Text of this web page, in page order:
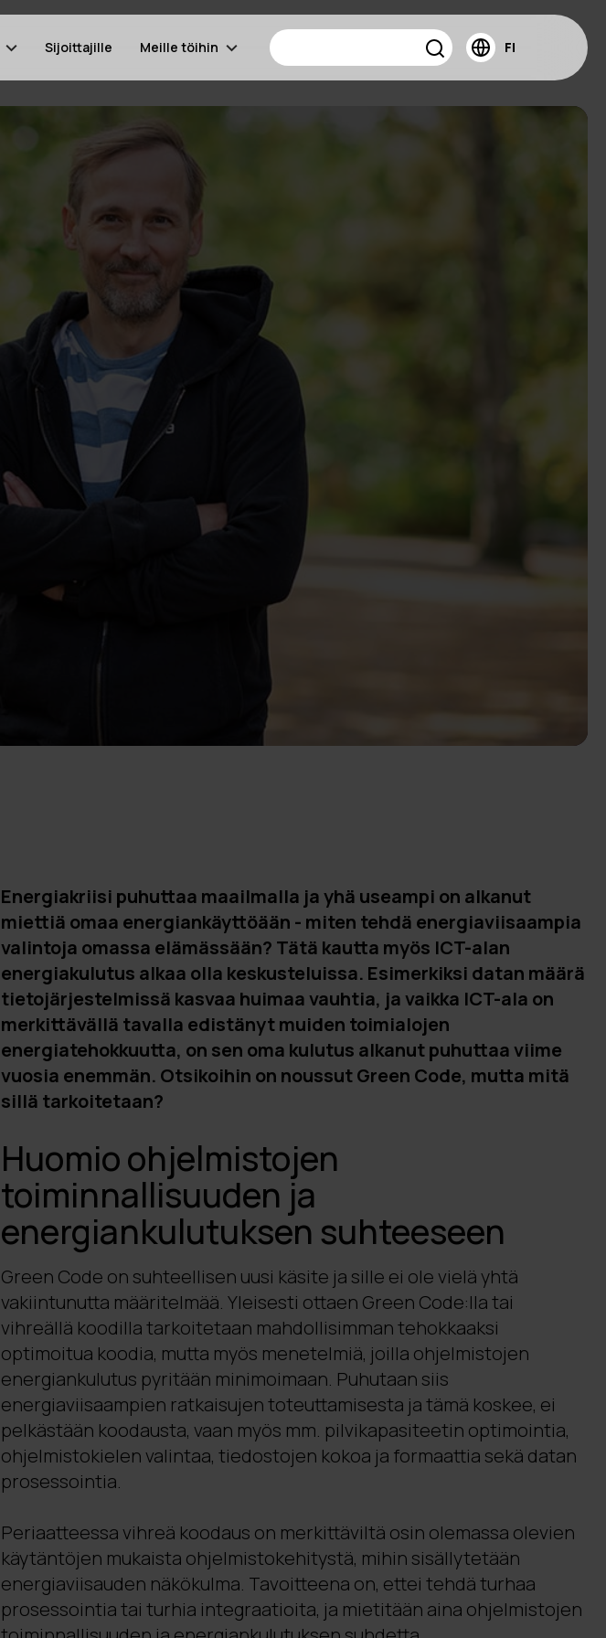
Sijoittajille Meille töihin FI
Energiakriisi puhuttaa maailmalla ja yhä useampi on alkanut
miettiä omaa energiankäyttöään - miten tehdä energiaviisaampia
valintoja omassa elämässään? Tätä kautta myös ICT-alan
energiakulutus alkaa olla keskusteluissa. Esimerkiksi datan määrä
tietojärjestelmissä kasvaa huimaa vauhtia, ja vaikka ICT-ala on
merkittävällä tavalla edistänyt muiden toimialojen
energiatehokkuutta, on sen oma kulutus alkanut puhuttaa viime
vuosia enemmän. Otsikoihin on noussut Green Code, mutta mitä
sillä tarkoitetaan?
Huomio ohjelmistojen
toiminnallisuuden ja
energiankulutuksen suhteeseen
Green Code on suhteellisen uusi käsite ja sille ei ole vielä yhtä
vakiintunutta määritelmää. Yleisesti ottaen Green Code:lla tai
vihreällä koodilla tarkoitetaan mahdollisimman tehokkaaksi
optimoitua koodia, mutta myös menetelmiä, joilla ohjelmistojen
energiankulutus pyritään minimoimaan. Puhutaan siis
energiaviisaampien ratkaisujen toteuttamisesta ja tämä koskee, ei
pelkästään koodausta, vaan myös mm. pilvikapasiteetin optimointia,
ohjelmistokielen valintaa, tiedostojen kokoa ja formaattia sekä datan
prosessointia.
Periaatteessa vihreä koodaus on merkittäviltä osin olemassa olevien
käytäntöjen mukaista ohjelmistokehitystä, mihin sisällytetään
energiaviisauden näkökulma. Tavoitteena on, ettei tehdä turhaa
prosessointia tai turhia integraatioita, ja mietitään aina ohjelmistojen